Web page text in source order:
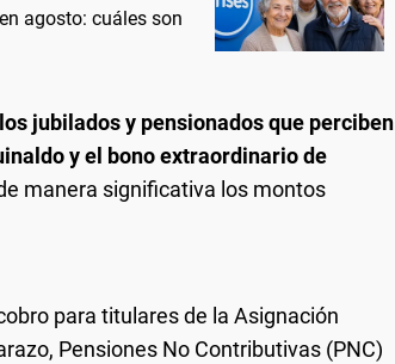
agosto: cuáles son
los jubilados y pensionados que perciben
y el bono extraordinario de
manera significativa los montos
para titulares de la Asignación
Pensiones No Contributivas (PNC)